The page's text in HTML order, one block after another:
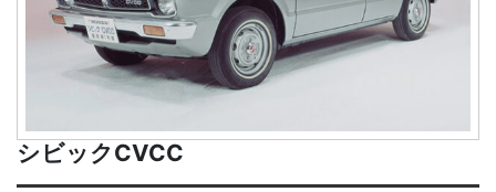
シビックCVCC